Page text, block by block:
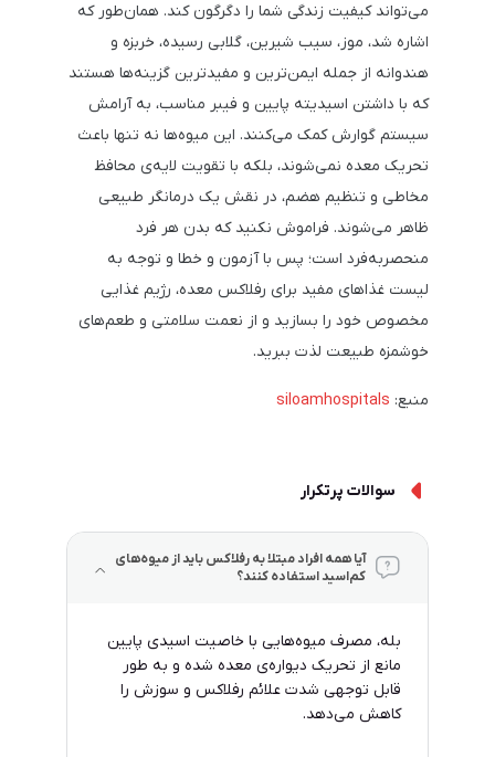
می‌تواند کیفیت زندگی شما را دگرگون کند. همان‌طور که
اشاره شد، موز، سیب شیرین، گلابی رسیده، خربزه و
هندوانه از جمله ایمن‌ترین و مفیدترین گزینه‌ها هستند
که با داشتن اسیدیته پایین و فیبر مناسب، به آرامش
سیستم گوارش کمک می‌کنند. این میوه‌ها نه تنها باعث
تحریک معده نمی‌شوند، بلکه با تقویت لایه‌ی محافظ
مخاطی و تنظیم هضم، در نقش یک درمانگر طبیعی
ظاهر می‌شوند. فراموش نکنید که بدن هر فرد
منحصر‌به‌فرد است؛ پس با آزمون و خطا و توجه به
لیست غذاهای مفید برای رفلاکس معده، رژیم غذایی
مخصوص خود را بسازید و از نعمت سلامتی و طعم‌های
خوشمزه طبیعت لذت ببرید.
منبع: siloamhospitals
سوالات پرتکرار
آیا همه افراد مبتلا به رفلاکس باید از میوه‌های
کم‌اسید استفاده کنند؟
بله، مصرف میوه‌هایی با خاصیت اسیدی پایین
مانع از تحریک دیواره‌ی معده شده و به طور
قابل توجهی شدت علائم رفلاکس و سوزش را
کاهش می‌دهد.